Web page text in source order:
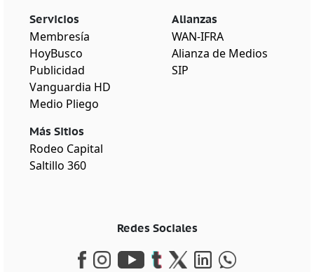
Servicios
Membresía
HoyBusco
Publicidad
Vanguardia HD
Medio Pliego
Más Sitios
Rodeo Capital
Saltillo 360
Alianzas
WAN-IFRA
Alianza de Medios
SIP
Redes Sociales